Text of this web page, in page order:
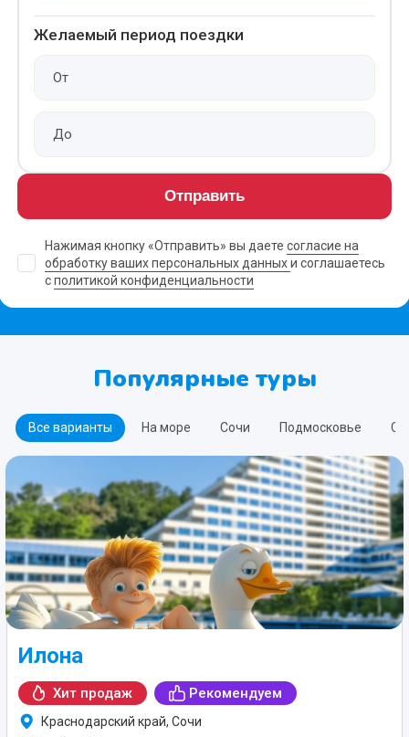
Желаемый период поездки
Отправить
Нажимая кнопку «Отправить» вы даете согласие на
обработку ваших персональных данныхи соглашаетесь
сполитикой конфиденциальности
Популярные туры
Все варианты На море Сочи Подмосковье
Илона
Хит продаж Рекомендуем
Краснодарский край, Сочи